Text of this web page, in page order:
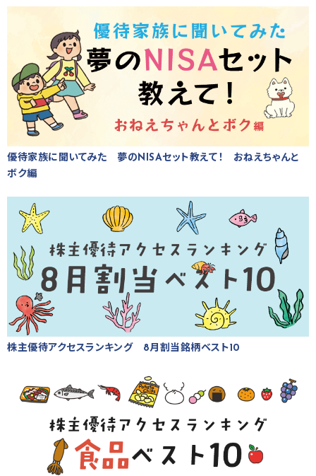
優待家族に聞いてみた 夢のNISAセット教えて！ おねえちゃんと
ボク編
株主優待アクセスランキング 8月割当銘柄ベスト10